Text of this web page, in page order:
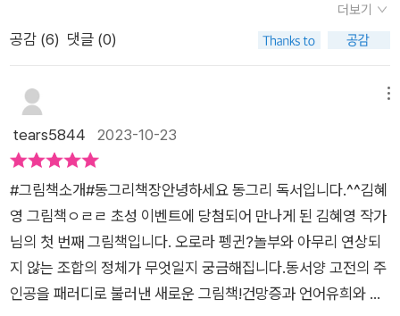
끝은 늘 만나”게 마련입니다. 《놀부와 ㅇㄹㄹ 펭귄》은 ‘착한 흥
부’와 ‘안 착한 놀부’를 ‘노란돼지’로 그리면서, ‘훔친돈’을 몰래 모
그려도 대수로울 바는 없되, “사람살이를 빗대”려고 뭇짐승을 그
만 먹고 피둥피둥 살을 찌워야 하는 노란돼지야, 너희를 흥부놀부
너희를 사나운 도둑으로 그려도 되겠니?” 하고 물을 노릇입니다.
더구나 그림책이라면 아이들이 곁에 두고서 날마다 들여다볼 텐
데, “사람살이를 사람으로 안 그리”고서 짐승으로 그릴 적에는
자칫 짐승을 잘못 바라보게 마련입니다. 첫소리로 말놀이를 하는
줄거리는 재미있다고 할 만합니다. 다만, 말놀이하고 말장난은 으
더보기
공감 (6) 댓글 (0)
tears5844 2023-10-23
#그림책소개#동그리책장안녕하세요 동그리 독서입니다.^^​김혜
영 그림책​ㅇㄹㄹ 초성 이벤트에 당첨되어 만나게 된 김혜영 작가
님의 첫 번째 그림책입니다. 오로라 펭귄?놀부와 아무리 연상되
지 않는 조합의 정체가 무엇일지 궁금해집니다.​​동서양 고전의 주
인공을 패러디로 불러낸 새로운 그림책!건망증과 언어유희와 창